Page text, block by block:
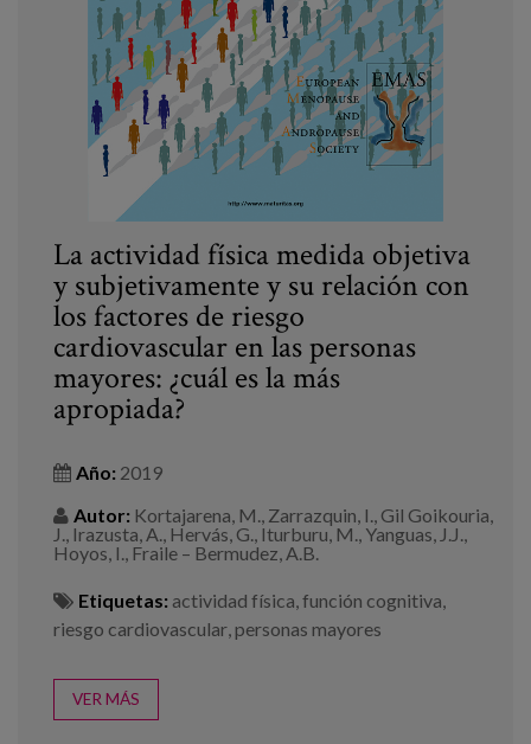
La actividad física medida objetiva
y subjetivamente y su relación con
los factores de riesgo
cardiovascular en las personas
mayores: ¿cuál es la más
apropiada?
Año: 2019
Autor: Kortajarena, M., Zarrazquin, I., Gil Goikouria,
J., Irazusta, A., Hervás, G., Iturburu, M., Yanguas, J.J.,
Hoyos, I., Fraile – Bermudez, A.B.
Etiquetas: actividad física función cognitiva
riesgo cardiovascular personas mayores
VER MÁS